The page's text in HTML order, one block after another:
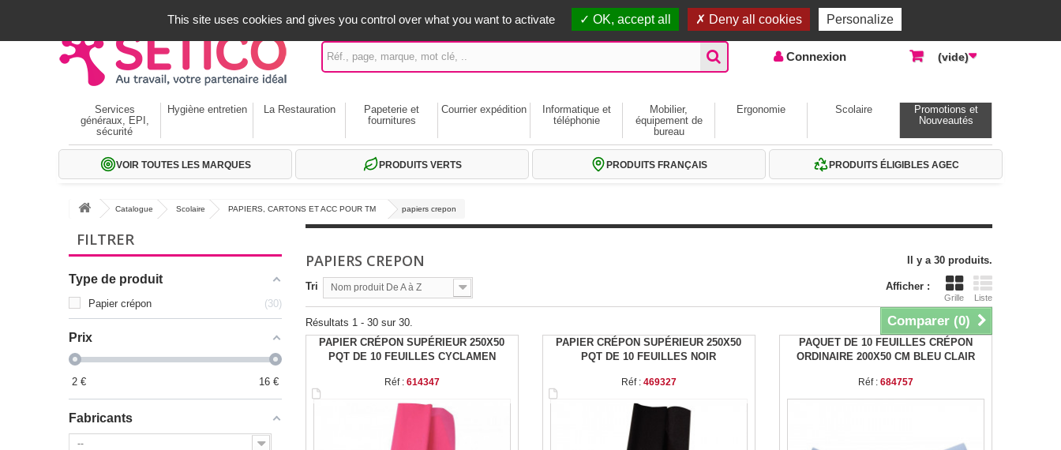
Accueil | Contactez-nous
Connexion (vide)
Services
généraux, EPI,
sécurité
Hygiène entretien La Restauration
Papeterie et
fournitures
Courrier expédition
Informatique et
téléphonie
Mobilier,
équipement de
bureau
Ergonomie Scolaire
Promotions et
Nouveautés
VOIR TOUTES LES MARQUES PRODUITS VERTS PRODUITS FRANÇAIS PRODUITS ÉLIGIBLES AGEC
Catalogue Scolaire PAPIERS, CARTONS ET ACC POUR TM papiers crepon
FILTRER
Type de produit
Papier crépon 30
Prix
2 € 16 €
Fabricants
--
PAPIERS CREPON Il y a 30 produits.
Afficher :
Grille Liste
Tri Nom produit De A à Z
Comparer (0)
Résultats 1 - 30 sur 30.
PAPIER CRÉPON SUPÉRIEUR 250X50
PQT DE 10 FEUILLES CYCLAMEN
Réf : 614347
PAPIER CRÉPON SUPÉRIEUR 250X50
PQT DE 10 FEUILLES NOIR
Réf : 469327
PAQUET DE 10 FEUILLES CRÉPON
ORDINAIRE 200X50 CM BLEU CLAIR
Réf : 684757
This site uses cookies and gives you control over what you want to activate OK, accept all Deny all cookies Personalize